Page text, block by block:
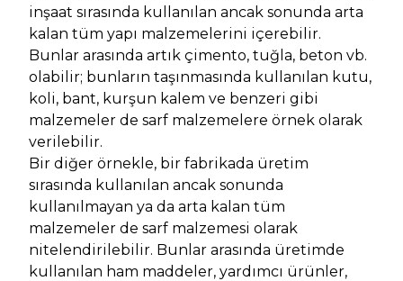
inşaat sırasında kullanılan ancak sonunda arta
kalan tüm yapı malzemelerini içerebilir.
Bunlar arasında artık çimento, tuğla, beton vb.
olabilir; bunların taşınmasında kullanılan kutu,
koli, bant, kurşun kalem ve benzeri gibi
malzemeler de sarf malzemelere örnek olarak
verilebilir.
Bir diğer örnekle, bir fabrikada üretim
sırasında kullanılan ancak sonunda
kullanılmayan ya da arta kalan tüm
malzemeler de sarf malzemesi olarak
nitelendirilebilir. Bunlar arasında üretimde
kullanılan ham maddeler, yardımcı ürünler,